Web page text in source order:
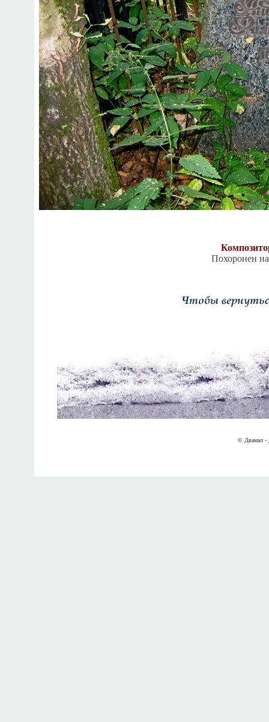
Похоронен
© Двамал -